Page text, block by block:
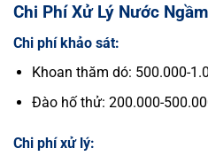
Chi Phí Xử Lý Nước Ngầm
Chi phí khảo sát:
Khoan thăm dó: 500.000-
Đào hố thử: 200.000-
Chi phí xử lý: